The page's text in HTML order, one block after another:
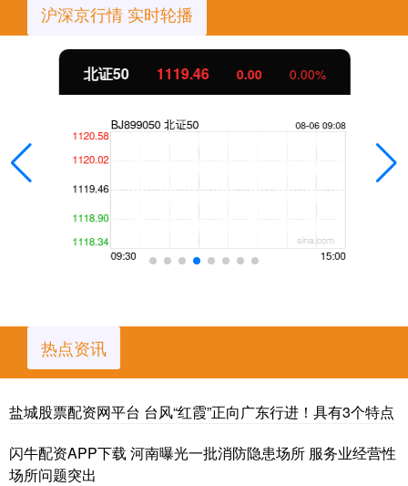
沪深京行情 实时轮播
北证50 1119.46 0.00 0.00%
热点资讯
盐城股票配资网平台 台风“红霞”正向广东行进！具有3个特点
闪牛配资APP下载 河南曝光一批消防隐患场所 服务业经营性
场所问题突出